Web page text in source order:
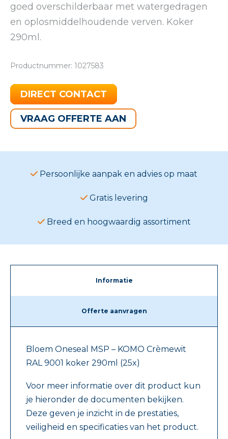
goed overschilderbaar met watergedragen
en oplosmiddelhoudende verven. Koker
290ml.
Productnummer: 1027583
DIRECT CONTACT
VRAAG OFFERTE AAN
Persoonlijke aanpak en advies op maat
Gratis levering
Breed en hoogwaardig assortiment
Informatie
Offerte aanvragen
Bloem Oneseal MSP – KOMO Crèmewit
RAL 9001 koker 290ml (25x)
Voor meer informatie over dit product kun
je hieronder de documenten bekijken.
Deze geven je inzicht in de prestaties,
veiligheid en specificaties van het product.